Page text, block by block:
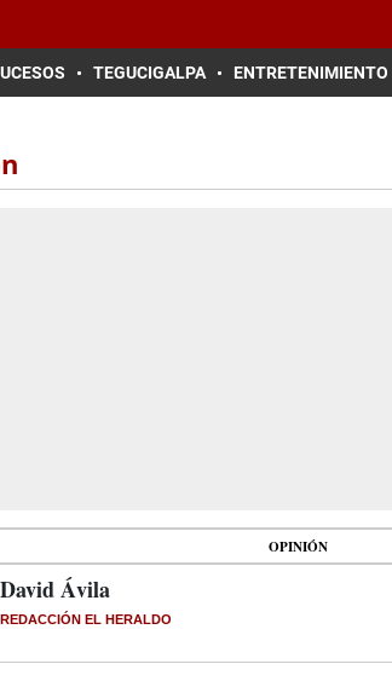
TEGUCIGALPA ENTRETENIMIENTO
OPINIÓN
David Ávila
REDACCIÓN EL HERALDO